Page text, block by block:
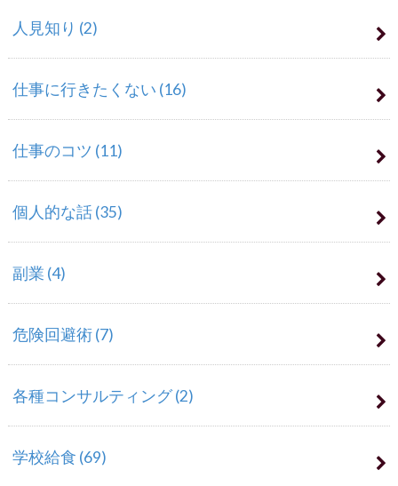
人見知り (2)
仕事に行きたくない (16)
仕事のコツ (11)
個人的な話(35)
副業 (4)
危険回避術(7)
各種コンサルティング(2)
学校給食 (69)